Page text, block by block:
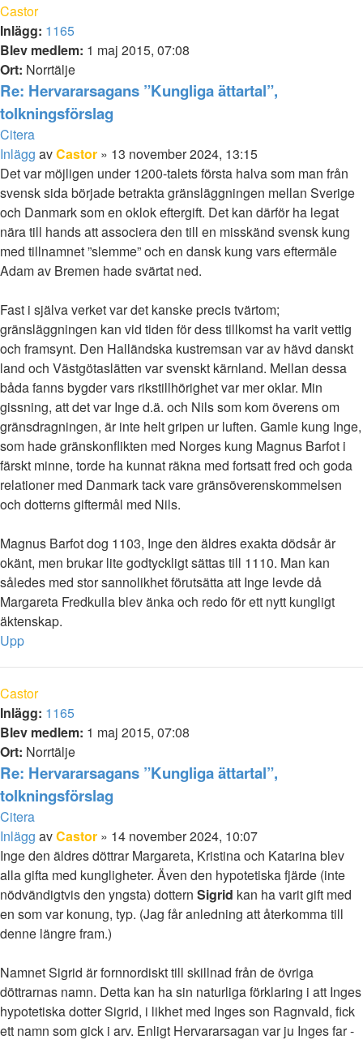
Castor
Inlägg: 1165
Blev medlem: 1 maj 2015, 07:08
Ort: Norrtälje
Re: Hervararsagans ”Kungliga ättartal”,
tolkningsförslag
Citera
Inlägg avCastor » 13 november 2024, 13:15
Det var möjligen under 1200-talets första halva som man från
svensk sida började betrakta gränsläggningen mellan Sverige
och Danmark som en oklok eftergift. Det kan därför ha legat
nära till hands att associera den till en misskänd svensk kung
med tillnamnet ”slemme” och en dansk kung vars eftermäle
Adam av Bremen hade svärtat ned.
Fast i själva verket var det kanske precis tvärtom;
gränsläggningen kan vid tiden för dess tillkomst ha varit vettig
och framsynt. Den Halländska kustremsan var av hävd danskt
land och Västgötaslätten var svenskt kärnland. Mellan dessa
båda fanns bygder vars rikstillhörighet var mer oklar. Min
gissning, att det var Inge d.ä. och Nils som kom överens om
gränsdragningen, är inte helt gripen ur luften. Gamle kung Inge,
som hade gränskonflikten med Norges kung Magnus Barfot i
färskt minne, torde ha kunnat räkna med fortsatt fred och goda
relationer med Danmark tack vare gränsöverenskommelsen
och dotterns giftermål med Nils.
Magnus Barfot dog 1103, Inge den äldres exakta dödsår är
okänt, men brukar lite godtyckligt sättas till 1110. Man kan
således med stor sannolikhet förutsätta att Inge levde då
Margareta Fredkulla blev änka och redo för ett nytt kungligt
äktenskap.
Upp
Castor
Inlägg: 1165
Blev medlem: 1 maj 2015, 07:08
Ort: Norrtälje
Re: Hervararsagans ”Kungliga ättartal”,
tolkningsförslag
Citera
Inlägg avCastor » 14 november 2024, 10:07
Inge den äldres döttrar Margareta, Kristina och Katarina blev
alla gifta med kungligheter. Även den hypotetiska fjärde (inte
nödvändigtvis den yngsta) dottern Sigrid kan ha varit gift med
en som var konung, typ. (Jag får anledning att återkomma till
denne längre fram.)
Namnet Sigrid är fornnordiskt till skillnad från de övriga
döttrarnas namn. Detta kan ha sin naturliga förklaring i att Inges
hypotetiska dotter Sigrid, i likhet med Inges son Ragnvald, fick
ett namn som gick i arv. Enligt Hervararsagan var ju Inges far -